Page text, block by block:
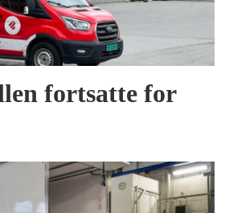
fortsatte for